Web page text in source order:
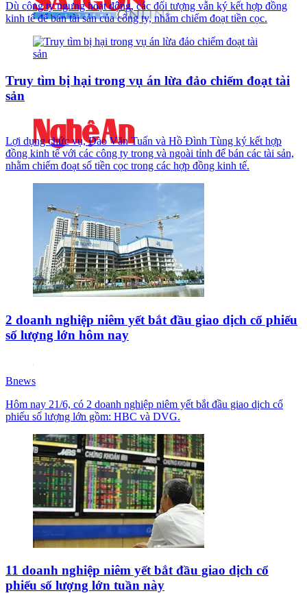
Dù công ty ngưng hoạt động, các đối tượng vẫn ký kết hợp đồng
kinh tế để bán tài sản của công ty, nhằm chiếm đoạt tiền cọc.
Truy tìm bị hại trong vụ án lừa đảo chiếm đoạt tài
sản
Lợi dụng chức vụ, Đào Văn Tuấn và Hồ Đình Tùng ký kết hợp
đồng kinh tế với các công ty trong và ngoài tỉnh để bán các tài sản,
nhằm chiếm đoạt số tiền cọc trong các hợp đồng kinh tế.
2 doanh nghiệp niêm yết bắt đầu giao dịch cổ phiếu
số lượng lớn hôm nay
Bnews
Hôm nay 21/6, có 2 doanh nghiệp niêm yết bắt đầu giao dịch cổ
phiếu số lượng lớn gồm: HBC và DVG.
11 doanh nghiệp niêm yết bắt đầu giao dịch cổ
phiếu số lượng lớn tuần này